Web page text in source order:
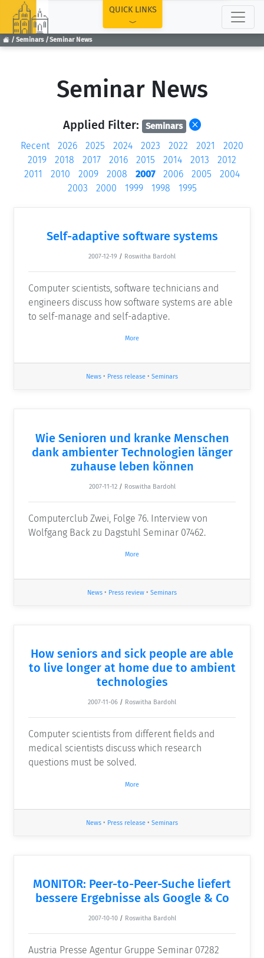
Seminars Seminar News
QUICK LINKS
Seminar News
Applied Filter: Seminars
Recent 2026 2025 2024 2023 2022 2021
2020
2019
2018 2017 2016 2015 2014 2013
2012
2011
2010 2009 2008 2007 2006 2005
2004
2003
2000 1999 1998 1995
Self-adaptive software systems
2007-12-19 / Roswitha Bardohl
Computer scientists, software technicians and
engineers discuss how software systems are able
to self-manage and self-adaptive.
More
News • Press release • Seminars
Wie Senioren und kranke Menschen
dank ambienter Technologien länger
zuhause leben können
2007-11-12 / Roswitha Bardohl
Computerclub Zwei, Folge 76. Interview von
Wolfgang Back zu Dagstuhl Seminar 07462.
More
News • Press review • Seminars
How seniors and sick people are able
to live longer at home due to ambient
technologies
2007-11-06 / Roswitha Bardohl
Computer scientists from different fields and
medical scientists discuss which research
questions must be solved.
More
News • Press release • Seminars
MONITOR: Peer-to-Peer-Suche liefert
bessere Ergebnisse als Google & Co
2007-10-10 / Roswitha Bardohl
Austria Presse Agentur Gruppe Seminar 07282